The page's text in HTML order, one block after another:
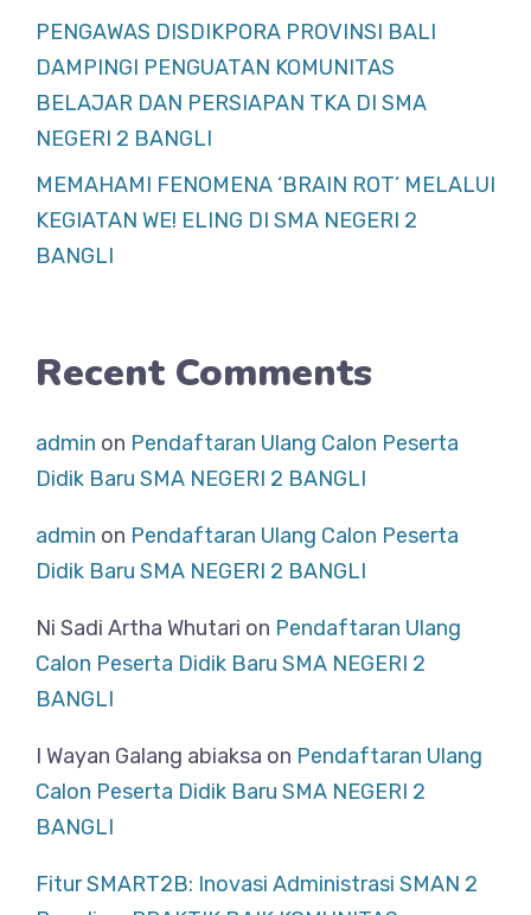
PENGAWAS DISDIKPORA PROVINSI BALI
DAMPINGI PENGUATAN KOMUNITAS
BELAJAR DAN PERSIAPAN TKA DI SMA
NEGERI 2 BANGLI
MEMAHAMI FENOMENA ‘BRAIN ROT’ MELALUI
KEGIATAN WE! ELING DI SMA NEGERI 2
BANGLI
Recent Comments
admin on Pendaftaran Ulang Calon Peserta
Didik Baru SMA NEGERI 2 BANGLI
admin on Pendaftaran Ulang Calon Peserta
Didik Baru SMA NEGERI 2 BANGLI
Ni Sadi Artha Whutari on Pendaftaran Ulang
Calon Peserta Didik Baru SMA NEGERI 2
BANGLI
I Wayan Galang abiaksa on Pendaftaran Ulang
Calon Peserta Didik Baru SMA NEGERI 2
BANGLI
Fitur SMART2B: Inovasi Administrasi SMAN 2